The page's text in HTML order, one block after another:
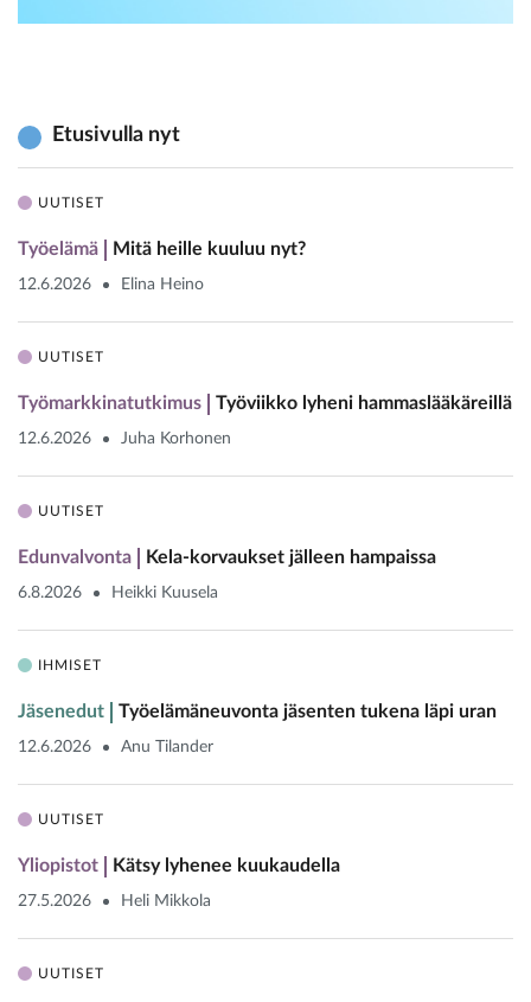
Etusivulla nyt
UUTISET
Työelämä Mitä heille kuuluu nyt?
12.6.2026 Elina Heino
UUTISET
Työmarkkinatutkimus Työviikko lyheni hammaslääkäreillä
12.6.2026 Juha Korhonen
UUTISET
Edunvalvonta Kela-korvaukset jälleen hampaissa
6.8.2026 Heikki Kuusela
IHMISET
Jäsenedut Työelämäneuvonta jäsenten tukena läpi uran
12.6.2026 Anu Tilander
UUTISET
Yliopistot Kätsy lyhenee kuukaudella
27.5.2026 Heli Mikkola
UUTISET